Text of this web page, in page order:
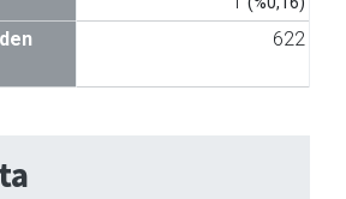
622